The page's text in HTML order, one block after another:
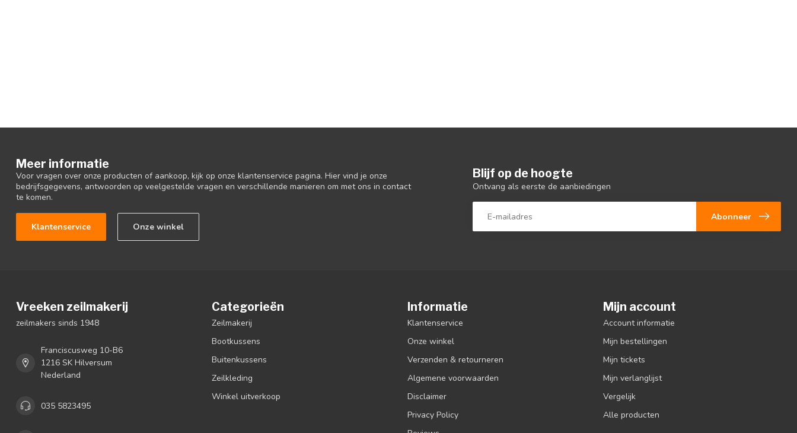
Meer informatie
Voor vragen over onze producten of aankoop, kijk op onze klantenservice pagina. Hier vind je onze
bedrijfsgegevens, antwoorden op veelgestelde vragen en verschillende manieren om met ons in contact
te komen.
Klantenservice Onze winkel
Blijf op de hoogte
Ontvang als eerste de aanbiedingen
Abonneer
Vreeken zeilmakerij
zeilmakers sinds 1948
Franciscusweg 10-B6
1216 SK Hilversum
Nederland
035 5823495
Categorieën
Zeilmakerij
Bootkussens
Buitenkussens
Zeilkleding
Winkel uitverkoop
Informatie
Klantenservice
Onze winkel
Verzenden & retourneren
Algemene voorwaarden
Disclaimer
Privacy Policy
Mijn account
Account informatie
Mijn bestellingen
Mijn tickets
Mijn verlanglijst
Vergelijk
Alle producten